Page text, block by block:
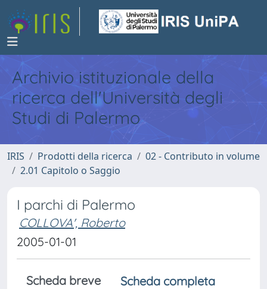
Archivio istituzionale della
ricerca dell'Università degli
Studi di Palermo
IRIS Prodotti della ricerca
02 - Contributo in volume
2.01 Capitolo o Saggio
I parchi di Palermo
COLLOVA', Roberto
2005-01-01
Scheda breve
Scheda completa